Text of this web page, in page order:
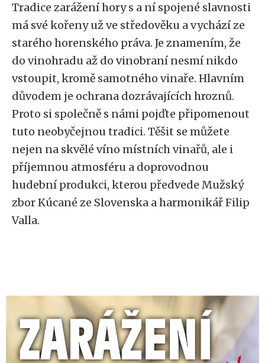
Tradice zarážení hory s a ní spojené slavnosti
má své kořeny už ve středověku a vychází ze
starého horenského práva. Je znamením, že
do vinohradu až do vinobraní nesmí nikdo
vstoupit, kromě samotného vinaře. Hlavním
důvodem je ochrana dozrávajících hroznů.
Proto si společně s námi pojďte připomenout
tuto neobyčejnou tradici. Těšit se můžete
nejen na skvělé víno místních vinařů, ale i
příjemnou atmosféru a doprovodnou
hudební produkci, kterou předvede Mužský
zbor Kúcané ze Slovenska a harmonikář Filip
Valla.